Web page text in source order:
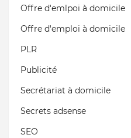
Offre d'emlpoi à domicile
Offre d'emploi à domicile
PLR
Publicité
Secrétariat à domicile
Secrets adsense
SEO